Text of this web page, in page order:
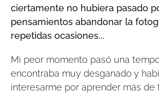
ciertamente no hubiera pasado
pensamientos abandonar la
repetidas ocasiones...
Mi peor momento pasó una
encontraba muy desganado y
interesarme por aprender más de